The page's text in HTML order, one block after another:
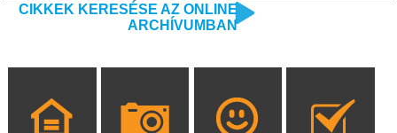
CIKKEK KERESÉSE AZ ONLINE
ARCHÍVUMBAN